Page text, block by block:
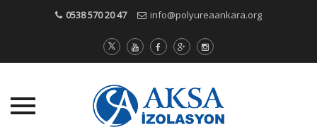
0538 570 20 47 info@polyureaankara.org